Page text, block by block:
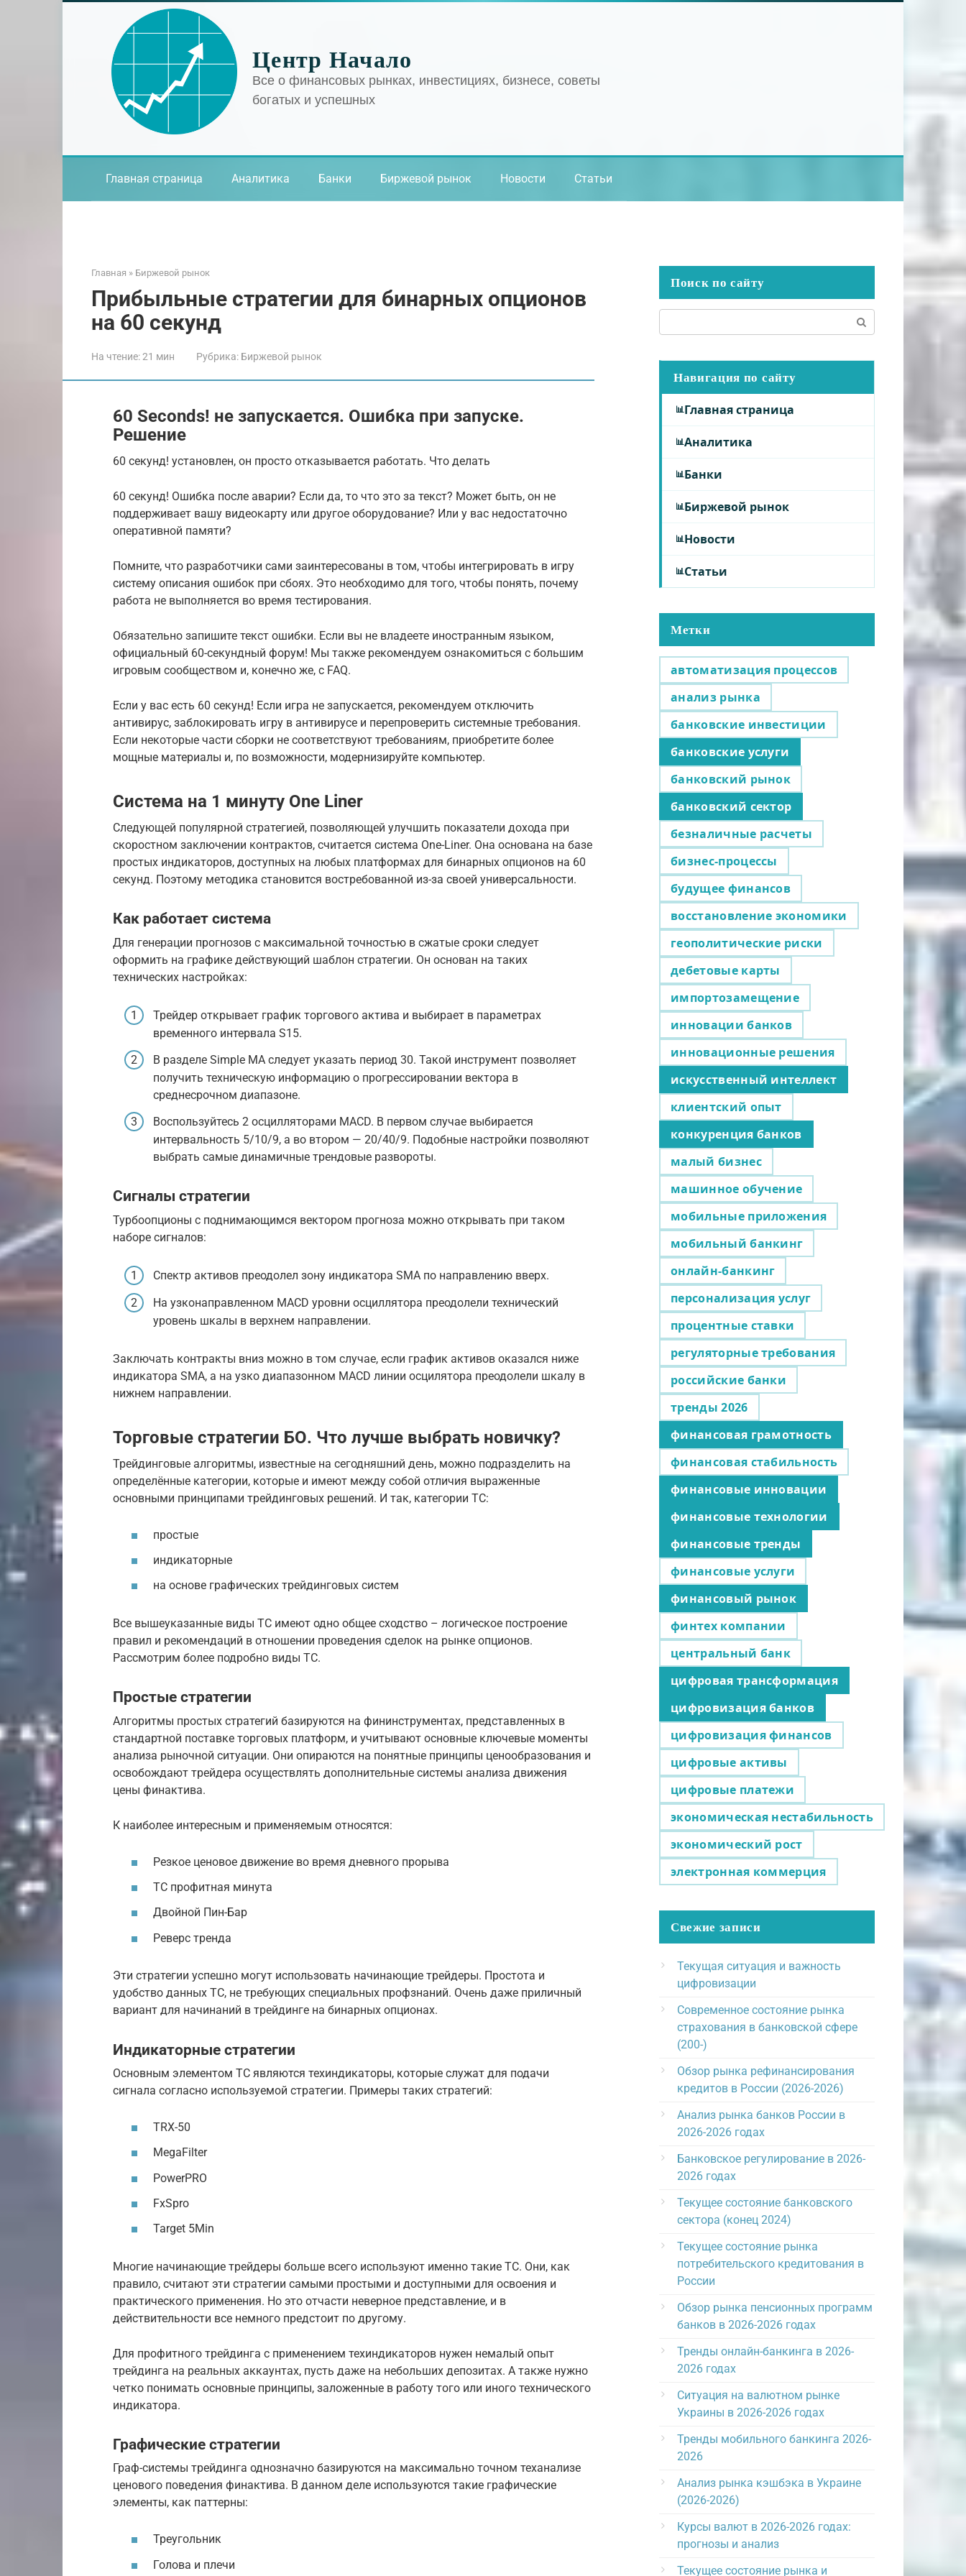
Центр Начало
Все о финансовых рынках, инвестициях, бизнесе, советы
богатых и успешных
Главная страница Аналитика Банки Биржевой рынок Новости Статьи
Главная » Биржевой рынок
Прибыльные стратегии для бинарных опционов
на 60 секунд
На чтение:21 мин Рубрика: Биржевой рынок
60 Seconds! не запускается. Ошибка при запуске.
Решение
60 секунд! установлен, он просто отказывается работать. Что делать
60 секунд! Ошибка после аварии? Если да, то что это за текст? Может быть, он не
поддерживает вашу видеокарту или другое оборудование? Или у вас недостаточно
оперативной памяти?
Помните, что разработчики сами заинтересованы в том, чтобы интегрировать в игру
систему описания ошибок при сбоях. Это необходимо для того, чтобы понять, почему
работа не выполняется во время тестирования.
Обязательно запишите текст ошибки. Если вы не владеете иностранным языком,
официальный 60-секундный форум! Мы также рекомендуем ознакомиться с большим
игровым сообществом и, конечно же, с FAQ.
Если у вас есть 60 секунд! Если игра не запускается, рекомендуем отключить
антивирус, заблокировать игру в антивирусе и перепроверить системные требования.
Если некоторые части сборки не соответствуют требованиям, приобретите более
мощные материалы и, по возможности, модернизируйте компьютер.
Система на 1 минуту One Liner
Следующей популярной стратегией, позволяющей улучшить показатели дохода при
скоростном заключении контрактов, считается система One-Liner. Она основана на базе
простых индикаторов, доступных на любых платформах для бинарных опционов на 60
секунд. Поэтому методика становится востребованной из-за своей универсальности.
Как работает система
Для генерации прогнозов с максимальной точностью в сжатые сроки следует
оформить на графике действующий шаблон стратегии. Он основан на таких
технических настройках:
Трейдер открывает график торгового актива и выбирает в параметрах
временного интервала S15.
В разделе Simple MA следует указать период 30. Такой инструмент позволяет
получить техническую информацию о прогрессировании вектора в
среднесрочном диапазоне.
Воспользуйтесь 2 осцилляторами MACD. В первом случае выбирается
интервальность 5/10/9, а во втором — 20/40/9. Подобные настройки позволяют
выбрать самые динамичные трендовые развороты.
Сигналы стратегии
Турбоопционы с поднимающимся вектором прогноза можно открывать при таком
наборе сигналов:
Спектр активов преодолел зону индикатора SMA по направлению вверх.
На узконаправленном MACD уровни осциллятора преодолели технический
уровень шкалы в верхнем направлении.
Заключать контракты вниз можно в том случае, если график активов оказался ниже
индикатора SMA, а на узко диапазонном MACD линии осцилятора преодолели шкалу в
нижнем направлении.
Торговые стратегии БО. Что лучше выбрать новичку?
Трейдинговые алгоритмы, известные на сегодняшний день, можно подразделить на
определённые категории, которые и имеют между собой отличия выраженные
основными принципами трейдинговых решений. И так, категории ТС:
простые
индикаторные
на основе графических трейдинговых систем
Все вышеуказанные виды ТС имеют одно общее сходство – логическое построение
правил и рекомендаций в отношении проведения сделок на рынке опционов.
Рассмотрим более подробно виды ТС.
Простые стратегии
Алгоритмы простых стратегий базируются на фининструментах, представленных в
стандартной поставке торговых платформ, и учитывают основные ключевые моменты
анализа рыночной ситуации. Они опираются на понятные принципы ценообразования и
освобождают трейдера осуществлять дополнительные системы анализа движения
цены финактива.
К наиболее интересным и применяемым относятся:
Резкое ценовое движение во время дневного прорыва
ТС профитная минута
Двойной Пин-Бар
Реверс тренда
Эти стратегии успешно могут использовать начинающие трейдеры. Простота и
удобство данных ТС, не требующих специальных профзнаний. Очень даже приличный
вариант для начинаний в трейдинге на бинарных опционах.
Индикаторные стратегии
Основным элементом ТС являются техиндикаторы, которые служат для подачи
сигнала согласно используемой стратегии. Примеры таких стратегий:
TRX-50
MegaFilter
PowerPRO
FxSpro
Target 5Min
Многие начинающие трейдеры больше всего используют именно такие ТС. Они, как
правило, считают эти стратегии самыми простыми и доступными для освоения и
практического применения. Но это отчасти неверное представление, и в
действительности все немного предстоит по другому.
Для профитного трейдинга с применением техиндикаторов нужен немалый опыт
трейдинга на реальных аккаунтах, пусть даже на небольших депозитах. А также нужно
четко понимать основные принципы, заложенные в работу того или иного технического
индикатора.
Графические стратегии
Граф-системы трейдинга однозначно базируются на максимально точном теханализе
ценового поведения финактива. В данном деле используются такие графические
элементы, как паттерны:
Треугольник
Голова и плечи
Поиск по сайту
Навигация по сайту
Главная страница
Аналитика
Банки
Биржевой рынок
Новости
Статьи
Метки
автоматизация процессов
анализ рынка
банковские инвестиции
банковские услуги
банковский рынок
банковский сектор
безналичные расчеты
бизнес-процессы
будущее финансов
восстановление экономики
геополитические риски
дебетовые карты
импортозамещение
инновации банков
инновационные решения
искусственный интеллект
клиентский опыт
конкуренция банков
малый бизнес
машинное обучение
мобильные приложения
мобильный банкинг
онлайн-банкинг
персонализация услуг
процентные ставки
регуляторные требования
российские банки
тренды 2026
финансовая грамотность
финансовая стабильность
финансовые инновации
финансовые технологии
финансовые тренды
финансовые услуги
финансовый рынок
финтех компании
центральный банк
цифровая трансформация
цифровизация банков
цифровизация финансов
цифровые активы
цифровые платежи
экономическая нестабильность
экономический рост
электронная коммерция
Свежие записи
Текущая ситуация и важность
цифровизации
Современное состояние рынка
страхования в банковской сфере
(200-)
Обзор рынка рефинансирования
кредитов в России (2026-2026)
Анализ рынка банков России в
2026-2026 годах
Банковское регулирование в 2026-
2026 годах
Текущее состояние банковского
сектора (конец 2024)
Текущее состояние рынка
потребительского кредитования в
России
Обзор рынка пенсионных программ
банков в 2026-2026 годах
Тренды онлайн-банкинга в 2026-
2026 годах
Ситуация на валютном рынке
Украины в 2026-2026 годах
Тренды мобильного банкинга 2026-
2026
Анализ рынка кэшбэка в Украине
(2026-2026)
Курсы валют в 2026-2026 годах:
прогнозы и анализ
Текущее состояние рынка и